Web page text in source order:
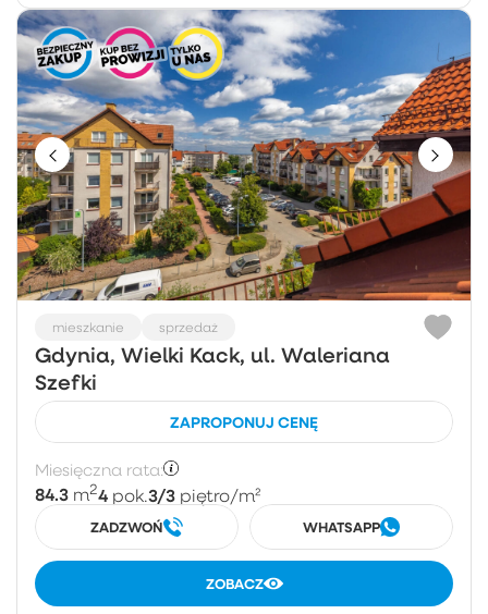
mieszkanie sprzedaż
Gdynia, Wielki Kack, ul. Waleriana
Szefki
ZAPROPONUJ CENĘ
Miesięczna rata:
84.3 m24 pok.3/3 piętro/m²
ZADZWOŃ WHATSAPP
ZOBACZ